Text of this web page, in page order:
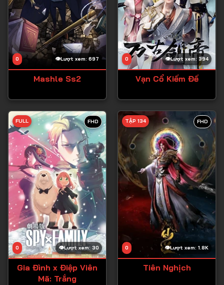
Lượt xem: 697
0
Mashle Ss2
Lượt xem: 394
0
Vạn Cổ Kiếm Đế
FHD
Lượt xem: 30
0
FULL
Gia Đình x Điệp Viên
Mã: Trắng
FHD
Lượt xem: 1.8K
0
TẬP 134
Tiên Nghịch